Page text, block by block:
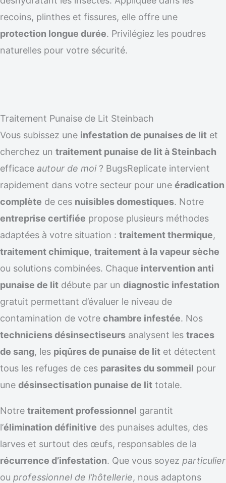
recoins, plinthes et fissures, elle offre une
protection longue durée. Privilégiez les poudres
naturelles pour votre sécurité.
Traitement Punaise de Lit Steinbach
Vous subissez une infestation de punaises de lit et
cherchez un traitement punaise de lit à Steinbach
efficace autour de moi? BugsReplicate intervient
rapidement dans votre secteur pour une éradication
complète de ces nuisibles domestiques. Notre
entreprise certifiée propose plusieurs méthodes
adaptées à votre situation : traitement thermique,
traitement chimique, traitement à la vapeur sèche
ou solutions combinées. Chaque intervention anti
punaise de lit débute par un diagnostic infestation
gratuit permettant d’évaluer le niveau de
contamination de votre chambre infestée. Nos
techniciens désinsectiseurs analysent les traces
de sang, les piqûres de punaise de lit et détectent
tous les refuges de ces parasites du sommeil pour
une désinsectisation punaise de lit totale.
Notre traitement professionnel garantit
l’élimination définitive des punaises adultes, des
larves et surtout des œufs, responsables de la
récurrence d’infestation. Que vous soyez particulier
ou professionnel de l’hôtellerie, nous adaptons